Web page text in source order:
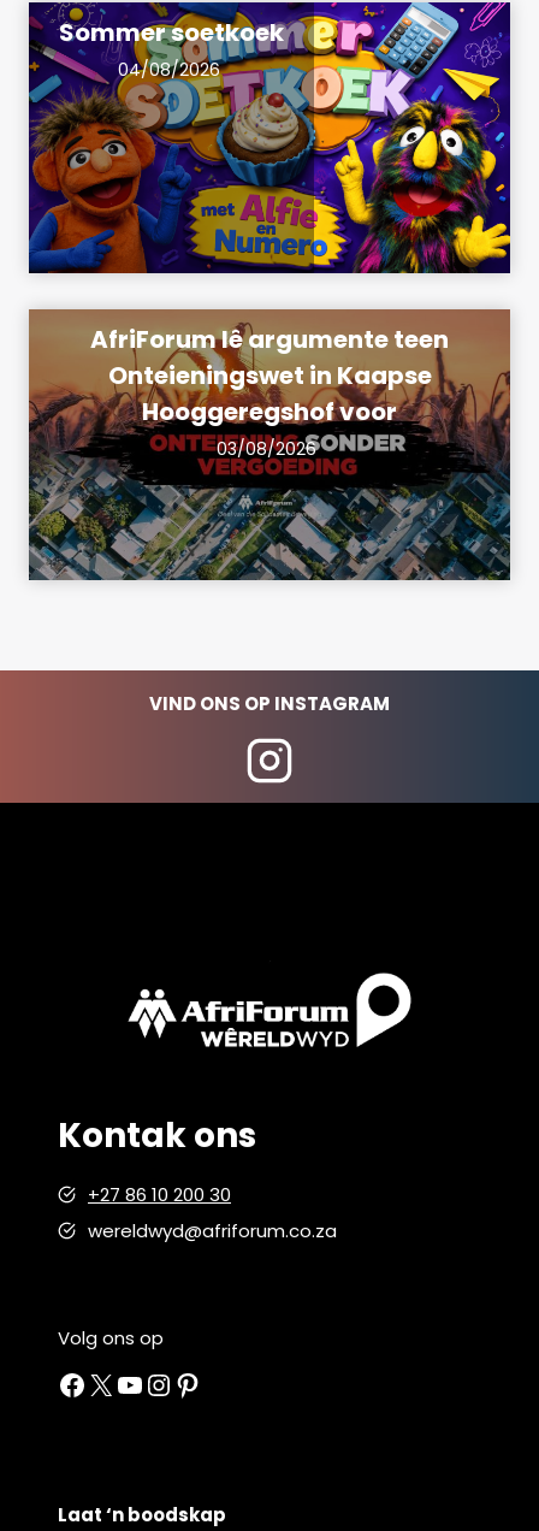
Sommer soetkoek
04/08/2026
AfriForum lê argumente teen
Onteieningswet in Kaapse
Hooggeregshof voor
03/08/2026
VIND ONS OP INSTAGRAM
Kontak ons
+27 86 10 200 30
wereldwyd@afriforum.co.za
Volg ons op
Facebook
X YouTube
Instagram
Pinterest
Laat ‘n boodskap